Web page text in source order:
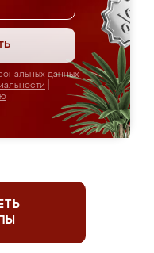
данных